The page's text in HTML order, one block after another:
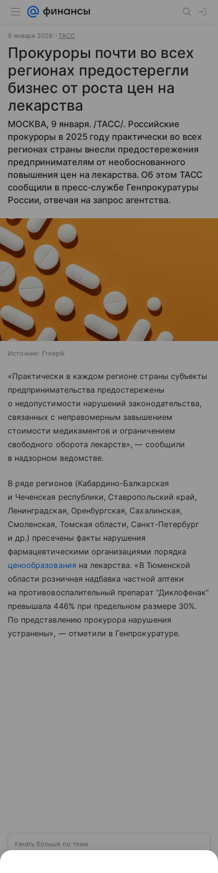
9 января 2026 ТАСС
Прокуроры почти во всех
регионах предостерегли
бизнес от роста цен на
лекарства
МОСКВА, 9 января. /ТАСС/. Российские
прокуроры в 2025 году практически во всех
регионах страны внесли предостережения
предпринимателям от необоснованного
повышения цен на лекарства. Об этом ТАСС
сообщили в пресс-службе Генпрокуратуры
России, отвечая на запрос агентства.
Источник: Freepik
«Практически в каждом регионе страны субъекты
предпринимательства предостережены
о недопустимости нарушений законодательства,
связанных с неправомерным завышением
стоимости медикаментов и ограничением
свободного оборота лекарств», — сообщили
в надзорном ведомстве.
В ряде регионов (Кабардино-Балкарская
и Чеченская республики, Ставропольский край,
Ленинградская, Оренбургская, Сахалинская,
Смоленская, Томская области, Санкт-Петербург
и др.) пресечены факты нарушения
фармацевтическими организациями порядка
ценообразования на лекарства. «В Тюменской
области розничная надбавка частной аптеки
на противовоспалительный препарат “Диклофенак”
превышала 446% при предельном размере 30%.
По представлению прокурора нарушения
устранены», — отметили в Генпрокуратуре.
Узнать больше по теме